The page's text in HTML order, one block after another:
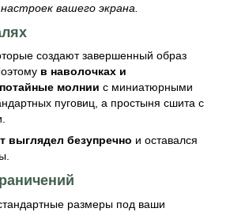
вашего экрана.
создают завершенный образ
в наволочках и
молнии с миниатюрными
пуговиц, а простыня сшита с
выглядел безупречно и оставался
размеры под ваши